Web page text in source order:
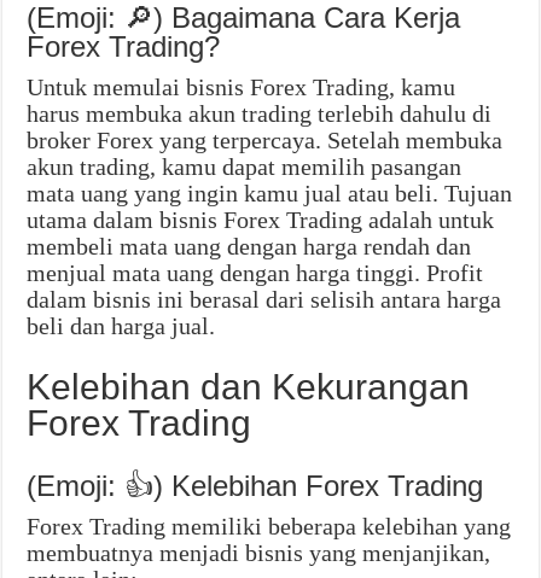
(Emoji: 🔎) Bagaimana Cara Kerja
Forex Trading?
Untuk memulai bisnis Forex Trading, kamu
harus membuka akun trading terlebih dahulu di
broker Forex yang terpercaya. Setelah membuka
akun trading, kamu dapat memilih pasangan
mata uang yang ingin kamu jual atau beli. Tujuan
utama dalam bisnis Forex Trading adalah untuk
membeli mata uang dengan harga rendah dan
menjual mata uang dengan harga tinggi. Profit
dalam bisnis ini berasal dari selisih antara harga
beli dan harga jual.
Kelebihan dan Kekurangan
Forex Trading
(Emoji: 👍) Kelebihan Forex Trading
Forex Trading memiliki beberapa kelebihan yang
membuatnya menjadi bisnis yang menjanjikan,